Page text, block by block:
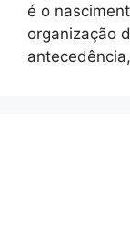
é o
organização